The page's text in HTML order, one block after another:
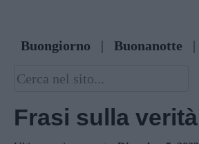
Buongiorno | Buonanotte |
Frasi sulla verità